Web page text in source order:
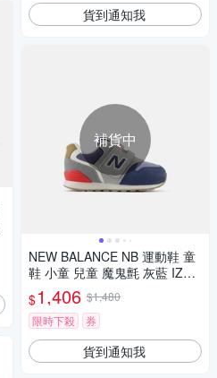
貨到通知我
補貨中
NEW BALANCE NB 運動鞋 童
鞋 小童 兒童 魔鬼氈 灰藍 IZ99
6RN3
$1,406 $1,480
限時下殺
券
貨到通知我